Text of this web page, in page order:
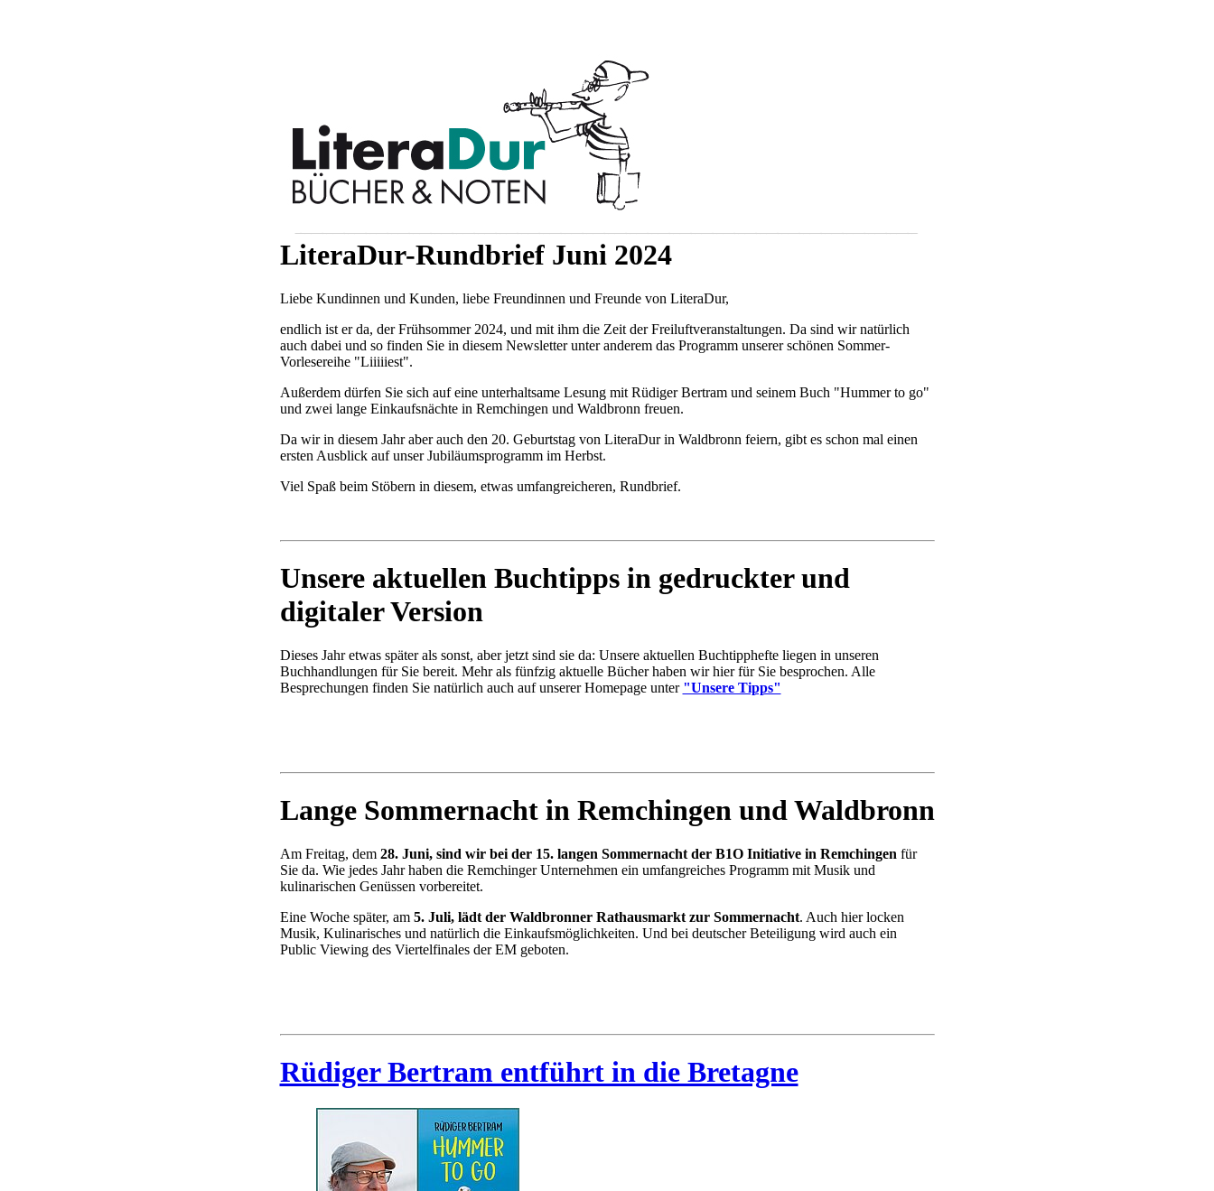
LiteraDur-Rundbrief Juni 2024
Liebe Kundinnen und Kunden, liebe Freundinnen und Freunde von LiteraDur,
endlich ist er da, der Frühsommer 2024, und mit ihm die Zeit der Freiluftveranstaltungen. Da sind wir natürlich
auch dabei und so finden Sie in diesem Newsletter unter anderem das Programm unserer schönen Sommer-
Vorlesereihe "Liiiiiest".
Außerdem dürfen Sie sich auf eine unterhaltsame Lesung mit Rüdiger Bertram und seinem Buch "Hummer to go"
und zwei lange Einkaufsnächte in Remchingen und Waldbronn freuen.
Da wir in diesem Jahr aber auch den 20. Geburtstag von LiteraDur in Waldbronn feiern, gibt es schon mal einen
ersten Ausblick auf unser Jubiläumsprogramm im Herbst.
Viel Spaß beim Stöbern in diesem, etwas umfangreicheren, Rundbrief.
Unsere aktuellen Buchtipps in gedruckter und
digitaler Version
Dieses Jahr etwas später als sonst, aber jetzt sind sie da: Unsere aktuellen Buchtipphefte liegen in unseren
Buchhandlungen für Sie bereit. Mehr als fünfzig aktuelle Bücher haben wir hier für Sie besprochen. Alle
Besprechungen finden Sie natürlich auch auf unserer Homepage unter "Unsere Tipps"
Lange Sommernacht in Remchingen und Waldbronn
Am Freitag, dem 28. Juni, sind wir bei der 15. langen Sommernacht der B1O Initiative in Remchingen für
Sie da. Wie jedes Jahr haben die Remchinger Unternehmen ein umfangreiches Programm mit Musik und
kulinarischen Genüssen vorbereitet.
Eine Woche später, am 5. Juli, lädt der Waldbronner Rathausmarkt zur Sommernacht. Auch hier locken
Musik, Kulinarisches und natürlich die Einkaufsmöglichkeiten. Und bei deutscher Beteiligung wird auch ein
Public Viewing des Viertelfinales der EM geboten.
Rüdiger Bertram entführt in die Bretagne